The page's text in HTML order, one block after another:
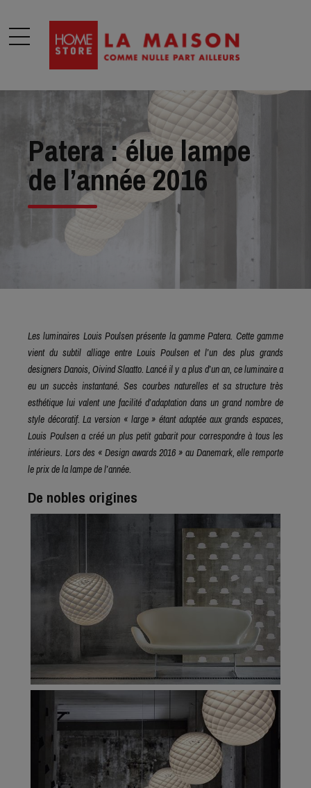
Patera : élue lampe
de l’année 2016
Les luminaires Louis Poulsen présente la gamme Patera. Cette gamme
vient du subtil alliage entre Louis Poulsen et l’un des plus grands
designers Danois, Oivind Slaatto. Lancé il y a plus d’un an, ce luminaire a
eu un succès instantané. Ses courbes naturelles et sa structure très
esthétique lui valent une facilité d’adaptation dans un grand nombre de
style décoratif. La version « large » étant adaptée aux grands espaces,
Louis Poulsen a créé un plus petit gabarit pour correspondre à tous les
intérieurs. Lors des « Design awards 2016 » au Danemark, elle remporte
le prix de la lampe de l’année.
De nobles origines